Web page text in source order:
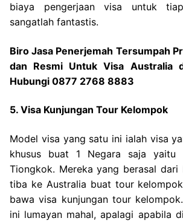
biaya pengerjaan visa untuk
sangatlah fantastis.
Biro Jasa Penerjemah Tersumpah
dan Resmi Untuk Visa Australia
Hubungi 0877 2768 8883
5. Visa Kunjungan Tour Kelompok
Model visa yang satu ini ialah visa
khusus buat 1 Negara saja yaitu
Tiongkok. Mereka yang berasal dari
tiba ke Australia buat tour
bawa visa kunjungan tour
ini lumayan mahal, apalagi apabila